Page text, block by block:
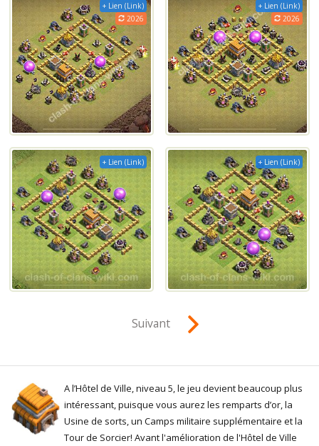
+ Lien (Link)
2026
+ Lien (Link)
2026
+ Lien (Link) + Lien (Link)
Suivant
A l’Hôtel de Ville, niveau 5, le jeu devient beaucoup plus
intéressant, puisque vous aurez les remparts d’or, la
Usine de sorts, un Camps militaire supplémentaire et la
Tour de Sorcier! Avant l'amélioration de l'Hôtel de Ville